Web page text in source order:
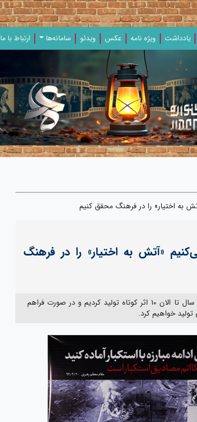
یادداشت‌ ویژه‌ نامه‌ عکس ویدئو سامانه‌ها ارتباط با ما
به اختیار» را در فرهنگ محقق کنیم
«آتش به اختیار» را در فرهنگ
مدیر خانه فیلم داستانی انقلاب اسلامی گفت: از ابتدای سال تا الان 10 اثر کوتاه تولید کردیم و در صورت فراهم
خواهیم کرد.